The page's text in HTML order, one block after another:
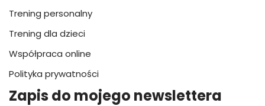
Trening personalny
Trening dla dzieci
Współpraca online
Polityka prywatności
Zapis do mojego newslettera